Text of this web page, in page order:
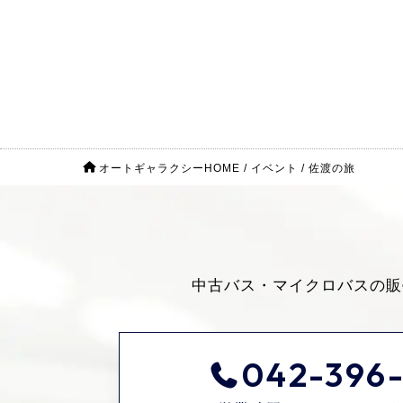
オートギャラクシーHOME / イベント / 佐渡の旅
中古バス・マイクロバスの
042-396-